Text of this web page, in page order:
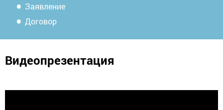
Заявление
Договор
Видеопрезентация